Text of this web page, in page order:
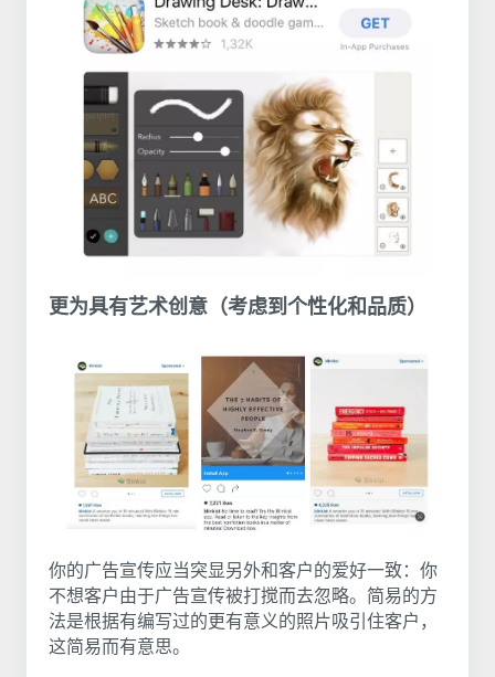
更为具有艺术创意（考虑到个性化和品质）
你的广告宣传应当突显另外和客户的爱好一致：你
不想客户由于广告宣传被打搅而去忽略。简易的方
法是根据有编写过的更有意义的照片吸引住客户，
这简易而有意思。